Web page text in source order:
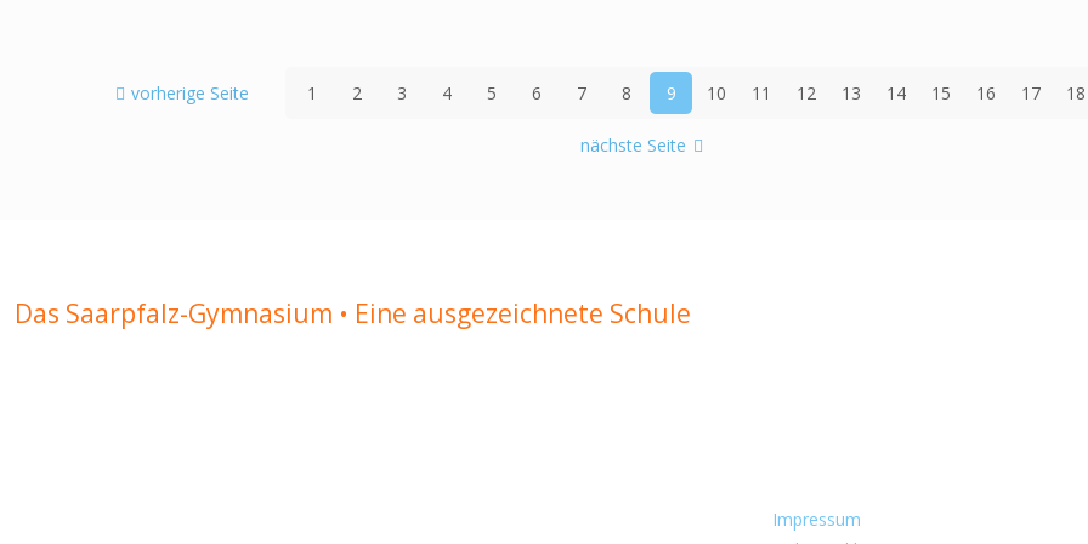
vorherige Seite 1 2 3 4 5 6 7 8 9 10 11 12 13 14 15 16 17 18
nächste Seite
Das Saarpfalz-Gymnasium • Eine ausgezeichnete Schule
Impressum